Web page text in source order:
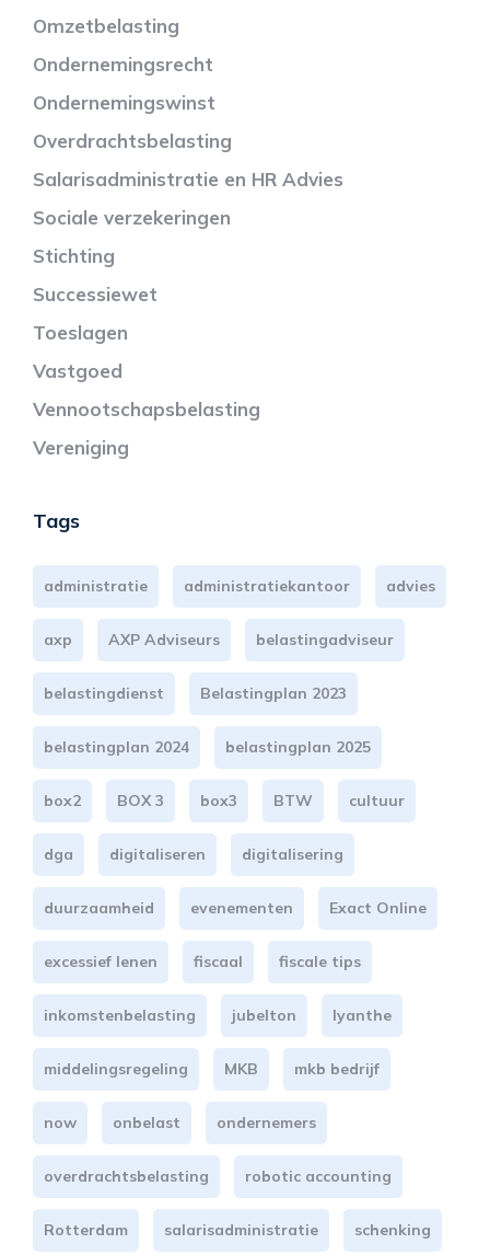
Omzetbelasting
Ondernemingsrecht
Ondernemingswinst
Overdrachtsbelasting
Salarisadministratie en HR Advies
Sociale verzekeringen
Stichting
Successiewet
Toeslagen
Vastgoed
Vennootschapsbelasting
Vereniging
Tags
administratie administratiekantoor advies
axp AXP Adviseurs belastingadviseur
belastingdienst Belastingplan 2023
belastingplan 2024 belastingplan 2025
box2 BOX 3 box3 BTW cultuur
dga digitaliseren digitalisering
duurzaamheid evenementen Exact Online
excessief lenen fiscaal fiscale tips
inkomstenbelasting jubelton lyanthe
middelingsregeling MKB mkb bedrijf
now onbelast ondernemers
overdrachtsbelasting robotic accounting
Rotterdam salarisadministratie schenking